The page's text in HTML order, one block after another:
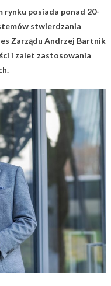
rynku posiada ponad 20-
stwierdzania
Zarządu Andrzej Bartnik
i zalet zastosowania